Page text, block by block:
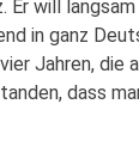
Er will
in ganz
Jahren,
dass